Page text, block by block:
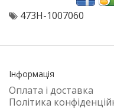
473H-1007060
Інформація
Оплата і доставка
Політика